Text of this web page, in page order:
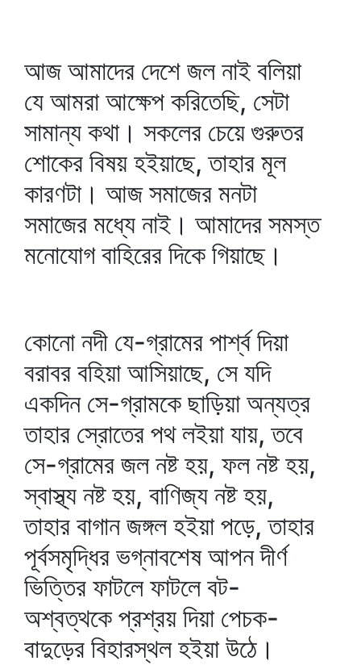
আজ আমাদের দেশে জল নাই বলিয়া
যে আমরা আক্ষেপ করিতেছি, সেটা
সামান্য কথা। সকলের চেয়ে গুরুতর
শোকের বিষয় হইয়াছে, তাহার মূল
কারণটা। আজ সমাজের মনটা
সমাজের মধ্যে নাই। আমাদের সমস্ত
মনোযোগ বাহিরের দিকে গিয়াছে।
কোনো নদী যে-গ্রামের পার্শ্ব দিয়া
বরাবর বহিয়া আসিয়াছে, সে যদি
একদিন সে-গ্রামকে ছাড়িয়া অন্যত্র
তাহার স্রোতের পথ লইয়া যায়, তবে
সে-গ্রামের জল নষ্ট হয়, ফল নষ্ট হয়,
স্বাস্থ্য নষ্ট হয়, বাণিজ্য নষ্ট হয়,
তাহার বাগান জঙ্গল হইয়া পড়ে, তাহার
পূর্বসমৃদ্ধির ভগ্নাবশেষ আপন দীর্ণ
ভিত্তির ফাটলে ফাটলে বট-
অশ্বত্থকে প্রশ্রয় দিয়া পেচক-
বাদুড়ের বিহারস্থল হইয়া উঠে।